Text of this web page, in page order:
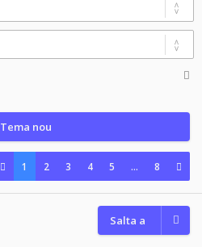
Tema nou
1 2 3 4 5 … 8
Salta a